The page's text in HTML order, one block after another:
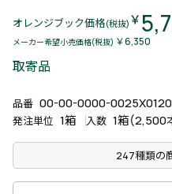
オレンジブック価格(税抜) ￥
メーカー希望小売価格(税抜) ￥6,350
取寄品
品番 00-00-0000-
発注単位 1箱 入数 1箱(2,500
247種類の